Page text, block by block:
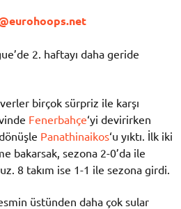
2. haftayı daha geride
birçok sürpriz ile karşı
Fenerbahçe‘yi devirirken
Panathinaikos‘u yıktı. İlk iki
bakarsak, sezona 2-0’da ile
8 takım ise 1-1 ile sezona girdi.
üstünden daha çok sular